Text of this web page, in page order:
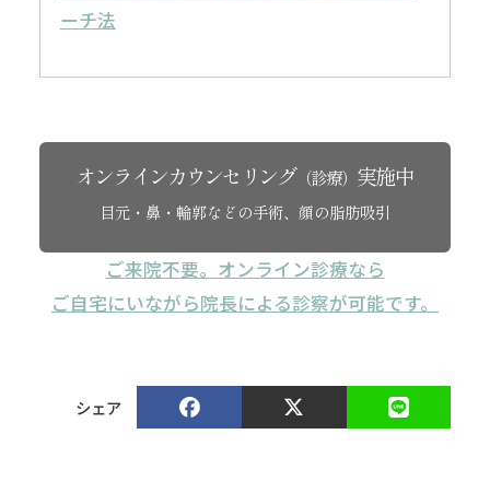
ーチ法
オンラインカウンセリング（診療） 実施中
目元・鼻・輪郭などの手術、顔の脂肪吸引
ご来院不要。オンライン診療なら
ご自宅にいながら院長による診察が可能です。
シェア